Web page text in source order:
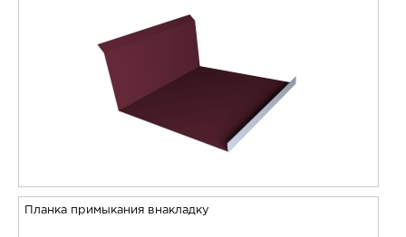
Планка примыкания внакладку